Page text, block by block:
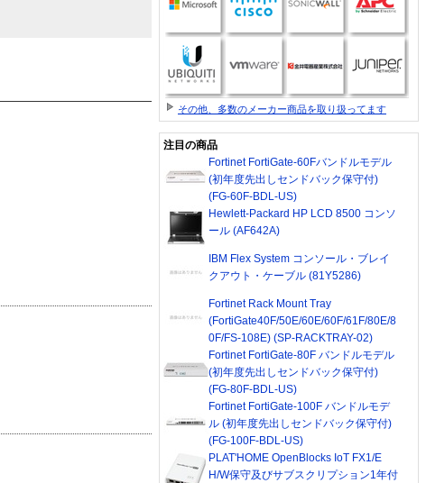
その他、多数のメーカー商品を取り扱ってます
注目の商品
Fortinet FortiGate-60Fバンドルモデル
(初年度先出しセンドバック保守付)
(FG-60F-BDL-US)
Hewlett-Packard HP LCD 8500 コンソ
ール (AF642A)
IBM Flex System コンソール・ブレイ
クアウト・ケーブル (81Y5286)
Fortinet Rack Mount Tray
(FortiGate40F/50E/60E/60F/61F/80E/8
0F/FS-108E) (SP-RACKTRAY-02)
Fortinet FortiGate-80F バンドルモデル
(初年度先出しセンドバック保守付)
(FG-80F-BDL-US)
Fortinet FortiGate-100F バンドルモデ
ル (初年度先出しセンドバック保守付)
(FG-100F-BDL-US)
PLAT'HOME OpenBlocks IoT FX1/E
H/W保守及びサブスクリプション1年付